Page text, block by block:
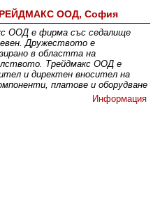
ООД, София
ООД е фирма със седалище
Дружеството е
в областта на
Трейдмакс ООД е
и директен вносител на
платове и оборудване
Информация